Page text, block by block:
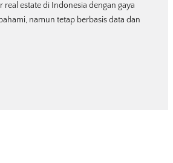
real estate di Indonesia dengan gaya
namun tetap berbasis data dan